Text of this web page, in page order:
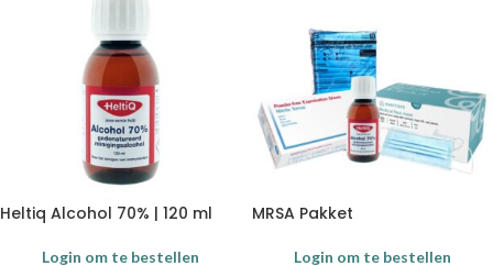
Heltiq Alcohol 70% | 120 ml
Login om te bestellen
MRSA Pakket
Login om te bestellen